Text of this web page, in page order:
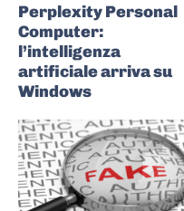
Perplexity Personal
Computer:
l’intelligenza
artificiale arriva su
Windows